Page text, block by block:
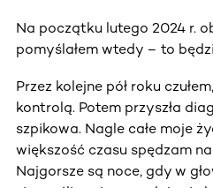
Na początku lutego 2024 r.
pomyślałem wtedy – to
Przez kolejne pół roku
kontrolą. Potem przyszła
szpikowa. Nagle całe moje
większość czasu spędzam
Najgorsze są noce, gdy w